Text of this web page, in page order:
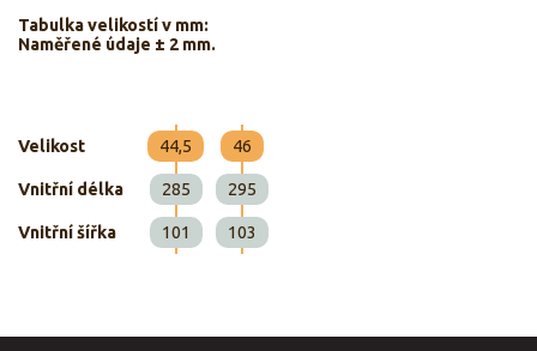
Tabulka velikostí v mm:
Naměřené údaje ± 2 mm.
Velikost 44,5 46
Vnitřní délka 285 295
Vnitřní šířka 101 103